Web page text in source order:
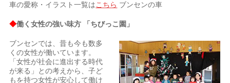
車の愛称・イラスト一覧はこちら ブンセンの車
◆働く女性の強い味方 「ちびっこ園」
ブンセンでは、昔も今も数多
くの女性が働いています。
「女性が社会に進出する時代
が来る」との考えから、子ど
もを持つ女性が安心して働け